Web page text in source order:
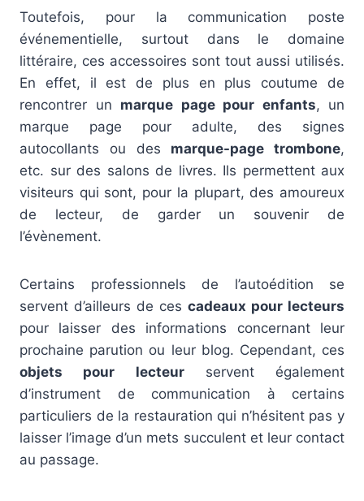
Toutefois, pour la communication poste
événementielle, surtout dans le domaine
littéraire, ces accessoires sont tout aussi utilisés.
En effet, il est de plus en plus coutume de
rencontrer un marque page pour enfants, un
marque page pour adulte, des signes
autocollants ou des marque-page trombone,
etc. sur des salons de livres. Ils permettent aux
visiteurs qui sont, pour la plupart, des amoureux
de lecteur, de garder un souvenir de
l’évènement.
Certains professionnels de l’autoédition se
servent d’ailleurs de ces cadeaux pour lecteurs
pour laisser des informations concernant leur
prochaine parution ou leur blog. Cependant, ces
objets pour lecteurservent également
d’instrument de communication à certains
particuliers de la restauration qui n’hésitent pas y
laisser l’image d’un mets succulent et leur contact
au passage.